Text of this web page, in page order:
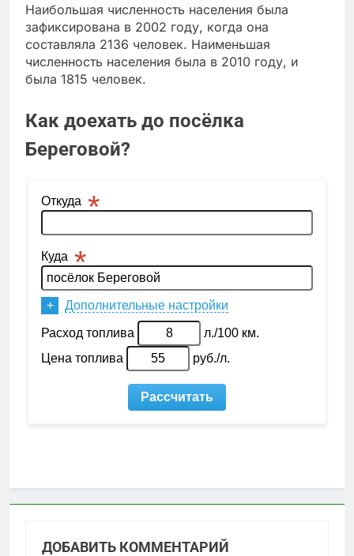
Наибольшая численность населения была
зафиксирована в 2002 году, когда она
составляла 2136 человек. Наименьшая
численность населения была в 2010 году, и
была 1815 человек.
Как доехать до посёлка
Береговой?
ДОБАВИТЬ КОММЕНТАРИЙ